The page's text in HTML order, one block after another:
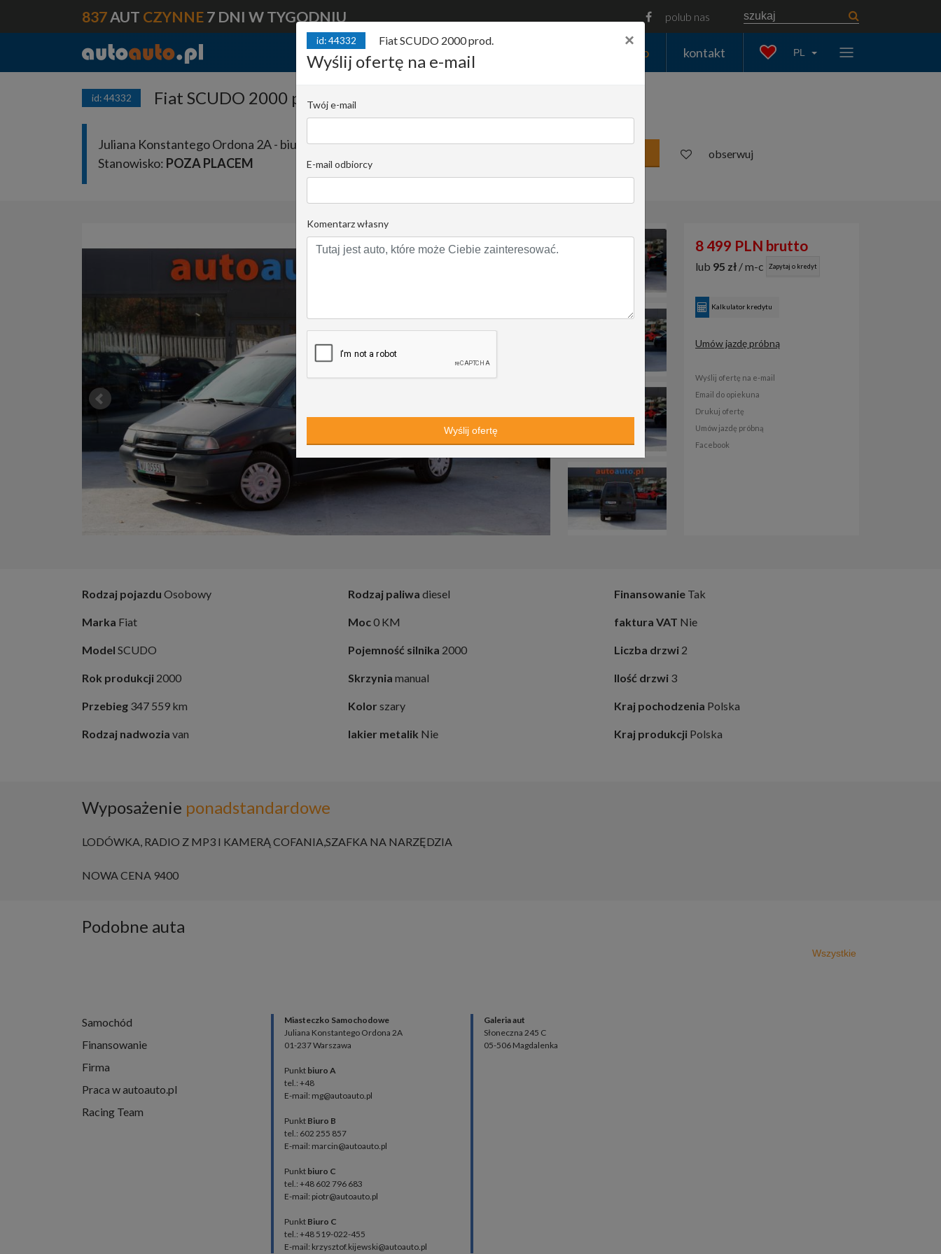
837AUT CZYNNE 7 DNI W TYGODNIU polub nas
finansuj auto kontakt PL
id: 44332 Fiat SCUDO 2000 prod. FIAT SCUDO 2.0 DIESEL 2000R
Juliana Konstantego Ordona 2A - biuro A |
Stanowisko: POZA PLACEM
Marcin Gawarecki
+48 501 110090
obserwuj
8 499 PLN brutto
lub 95 zł / m-c Zapytaj o kredyt
Kalkulator kredytu
Umów jazdę próbną
Wyślij ofertę na e-mail
Email do opiekuna
Drukuj ofertę
Umów jazdę próbną
Facebook
Rodzaj pojazdu Osobowy
Marka Fiat
Model SCUDO
Rok produkcji 2000
Przebieg 347 559 km
Rodzaj nadwozia van
Rodzaj paliwa diesel
Moc0 KM
Pojemność silnika 2000
Skrzynia manual
Kolor szary
lakier metalik Nie
Finansowanie Tak
faktura VAT Nie
Liczba drzwi 2
Ilość drzwi 3
Kraj pochodzenia Polska
Kraj produkcji Polska
Wyposażenie ponadstandardowe
LODÓWKA, RADIO Z MP3 I KAMERĄ COFANIA,SZAFKA NA NARZĘDZIA
NOWA CENA 9400
Podobne auta
Wszystkie
×
id: 44332 Fiat SCUDO 2000 prod.
Wyślij ofertę na e-mail
Twój e-mail
E-mail odbiorcy
Komentarz własny
Samochód
Finansowanie
Firma
Praca w autoauto.pl
Racing Team
Miasteczko Samochodowe
Juliana Konstantego Ordona 2A
01-237 Warszawa
Punkt biuro A
tel.: +48
E-mail: mg@autoauto.pl
Punkt Biuro B
tel.: 602 255 857
E-mail: marcin@autoauto.pl
Punkt biuro C
tel.: +48 602 796 683
E-mail: piotr@autoauto.pl
Punkt Biuro C
tel.: +48 519-022-455
E-mail: krzysztof.kijewski@autoauto.pl
Galeria aut
Słoneczna 245 C
05-506 Magdalenka